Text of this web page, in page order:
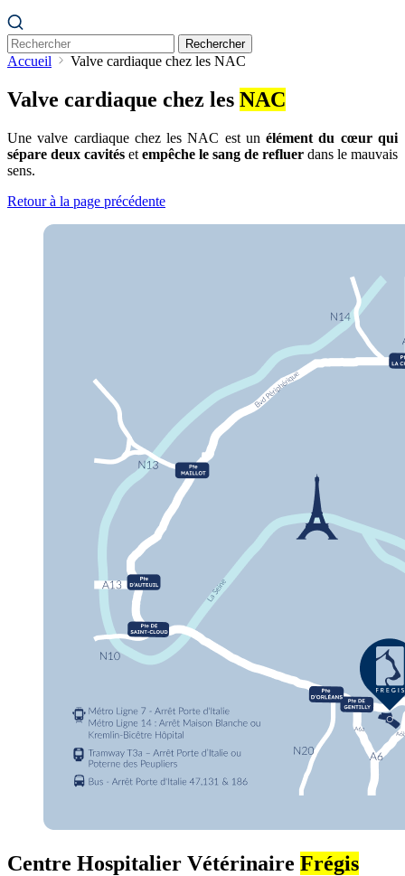
Rechercher
Accueil Valve cardiaque chez les NAC
Valve cardiaque chez les NAC
Une valve cardiaque chez les NAC est un élément du cœur qui
sépare deux cavités et empêche le sang de refluer dans le mauvais
sens.
Retour à la page précédente
Centre Hospitalier Vétérinaire Frégis